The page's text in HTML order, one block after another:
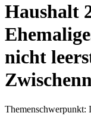
Haushalt
nicht
Themenschwerpunkt: